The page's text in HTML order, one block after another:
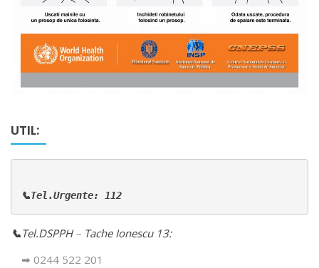
UTIL:
📞Tel.Urgente: 112
📞Tel.DSPPH – Tache Ionescu 13:
➡ 0244 522 201